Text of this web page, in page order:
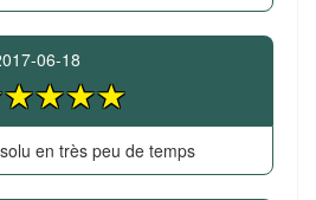
06-18
en très peu de temps